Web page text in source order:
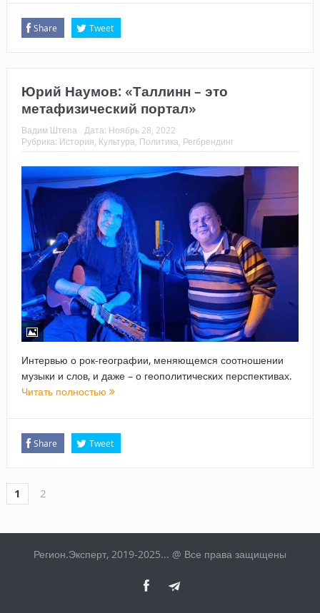
Share Tweet
Юрий Наумов: «Таллинн – это
метафизический портал»
Вадим Штепа Дата: Ноябрь 28, 2022
Рубрика: История, Культура, Политика, Регбрендинг
Интервью о рок-географии, меняющемся соотношении
музыки и слов, и даже – о геополитических перспективах.
Читать полностью
Share Tweet
1 2
Регион.Эксперт, 2019-2025... @ Все права защищены